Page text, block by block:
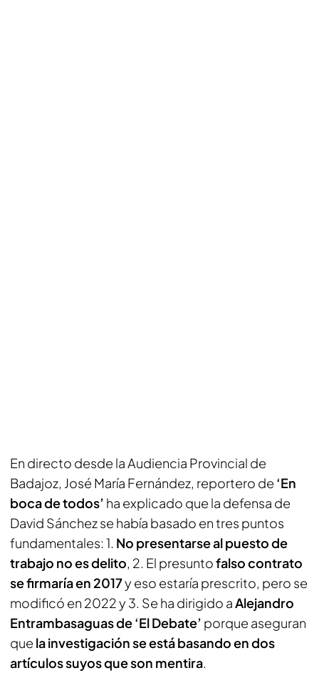
En directo desde la Audiencia Provincial de
Badajoz, José María Fernández, reportero de ‘En
boca de todos’ ha explicado que la defensa de
David Sánchez se había basado en tres puntos
fundamentales: 1. No presentarse al puesto de
trabajo no es delito, 2. El presuntofalso contrato
se firmaría en 2017y eso estaría prescrito, pero se
modificó en 2022 y 3. Se ha dirigido aAlejandro
Entrambasaguas de ‘El Debate’ porque aseguran
que la investigación se está basando en dos
artículos suyos que son mentira.